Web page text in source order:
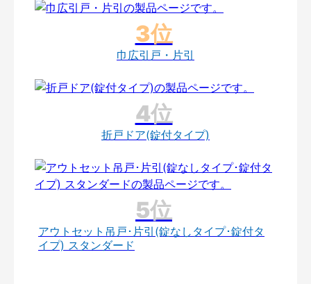
巾広引戸・片引
折戸ドア(錠付タイプ)
アウトセット吊戸･片引(錠なしタイプ･錠付タ
イプ) スタンダード